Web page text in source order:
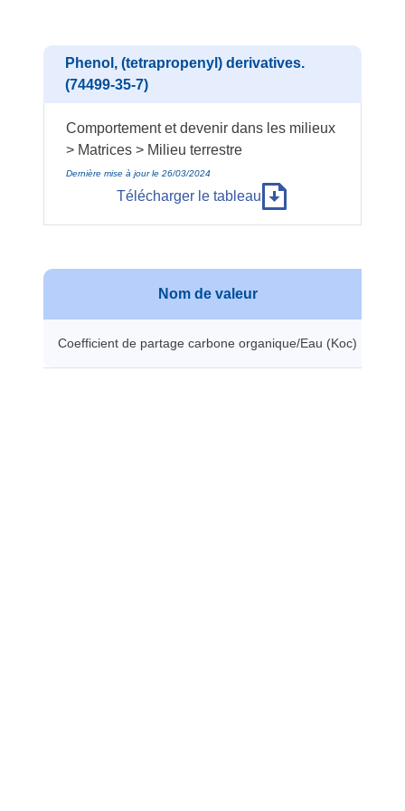
Phenol, (tetrapropenyl) derivatives.
(74499-35-7)
Comportement et devenir dans les milieux
> Matrices > Milieu terrestre
Dernière mise à jour le 26/03/2024
Télécharger le tableau
Nom de valeur
Coefficient de partage carbone organique/Eau (Koc)